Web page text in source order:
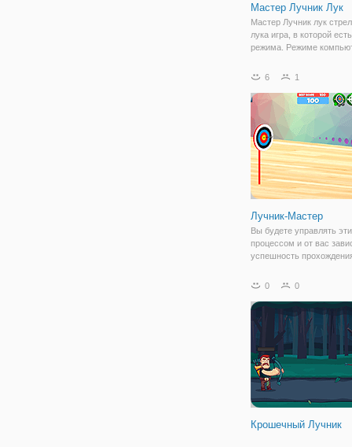
Мастер Лучник Лук
Мастер Лучник лук
лука игра, в которой
режима. Режиме
Другой режим птица, в
6 1
Лучник-Мастер
Вы будете управлять
процессом и от вас
успешность
Мастер" будет около 10
на время или нет.
свое
0 0
Крошечный Лучник